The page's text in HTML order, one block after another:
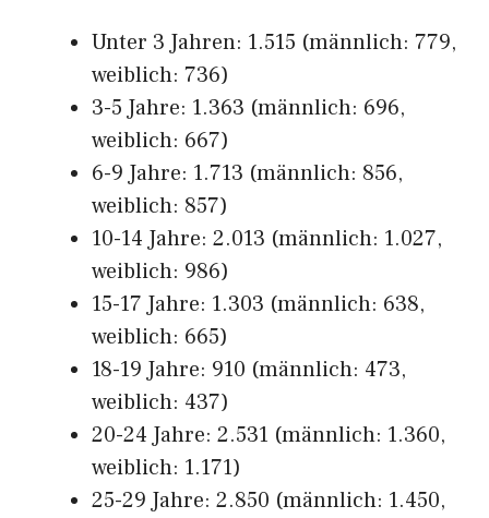
Unter 3 Jahren: 1.515 (männlich: 779,
weiblich: 736)
3-5 Jahre: 1.363 (männlich: 696,
weiblich: 667)
6-9 Jahre: 1.713 (männlich: 856,
weiblich: 857)
10-14 Jahre: 2.013 (männlich: 1.027,
weiblich: 986)
15-17 Jahre: 1.303 (männlich: 638,
weiblich: 665)
18-19 Jahre: 910 (männlich: 473,
weiblich: 437)
20-24 Jahre: 2.531 (männlich: 1.360,
weiblich: 1.171)
25-29 Jahre: 2.850 (männlich: 1.450,